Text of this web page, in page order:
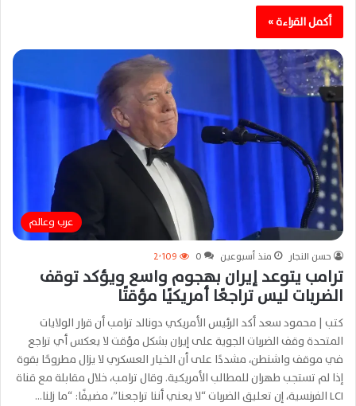
أكمل القراءة »
عرب وعالم
حسن النجار منذ أسبوعين 0 2٬109
ترامب يتوعد إيران بهجوم واسع ويؤكد توقف
الضربات ليس تراجعًا أمريكيًا مؤقتًا
كتب | محمود سعد أكد الرئيس الأمريكي دونالد ترامب أن قرار الولايات
المتحدة وقف الضربات الجوية على إيران بشكل مؤقت لا يعكس أي تراجع
في موقف واشنطن، مشددًا على أن الخيار العسكري لا يزال مطروحًا بقوة
إذا لم تستجب طهران للمطالب الأمريكية. وقال ترامب، خلال مقابلة مع قناة
LCI الفرنسية، إن تعليق الضربات “لا يعني أننا تراجعنا”، مضيفًا: “ما زلنا…